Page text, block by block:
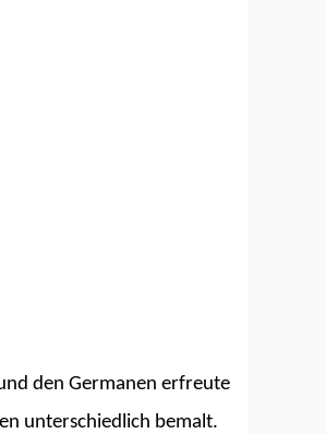
den Germanen erfreute
unterschiedlich bemalt.